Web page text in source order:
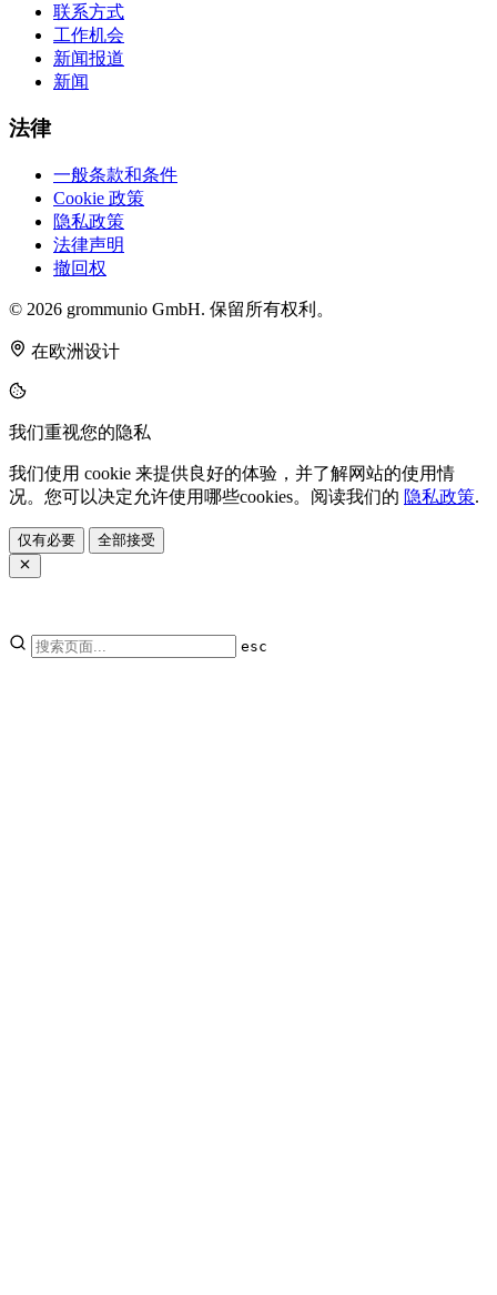
联系方式
工作机会
新闻报道
新闻
法律
一般条款和条件
Cookie 政策
隐私政策
法律声明
撤回权
© 2026 grommunio GmbH. 保留所有权利。
在欧洲设计
我们重视您的隐私
我们使用 cookie 来提供良好的体验，并了解网站的使用情
况。您可以决定允许使用哪些cookies。阅读我们的 隐私政策.
仅有必要 全部接受
esc